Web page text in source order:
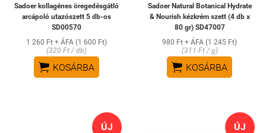
Sadoer kollagénes öregedésgátló
arcápoló utazószett 5 db-os
SD00570
1 260 Ft + ÁFA (1 600 Ft)
(320 Ft / db)
 KOSÁRBA
Sadoer Natural Botanical Hydrate
& Nourish kézkrém szett (4 db x
80 gr) SD47007
980 Ft + ÁFA (1 245 Ft)
(311 Ft / g)
 KOSÁRBA
ÚJ ÚJ